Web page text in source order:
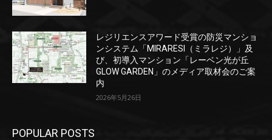
レジリエンスアワード受賞の防災マンショ
ンシステム「MIRARESI（ミラレジ）」及
び、初導入マンション「レーベン光が丘
GLOW GARDEN」のメディア取材会のご案
内
2026年5月26日
POPULAR POSTS